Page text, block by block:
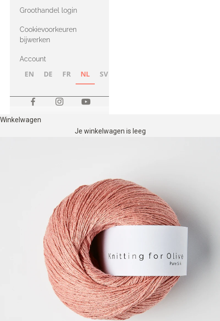
met Heavy
Merino
Groothandel login
Cookievoorkeuren
bijwerken
Account
EN DE FR NL SV
Winkelwagen
Je winkelwagen is leeg